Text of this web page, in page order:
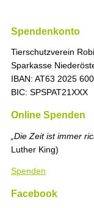
Spendenkonto
Tierschutzverein
Sparkasse
IBAN: AT63 2025
BIC: SPSPAT21XXX
Online Spenden
„Die Zeit ist immer
Luther King)
Spenden
Facebook